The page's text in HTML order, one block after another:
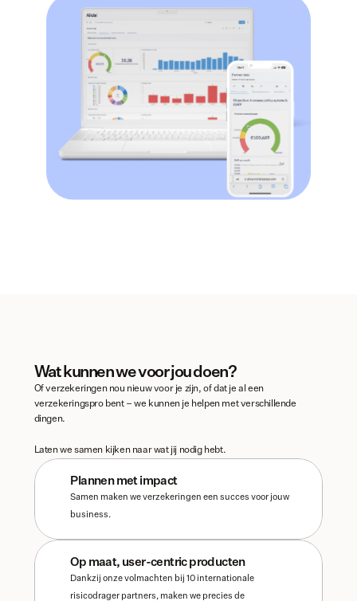
Wat kunnen we voor jou doen?
Of verzekeringen nou nieuw voor je zijn, of dat je al een
verzekeringspro bent – we kunnen je helpen met verschillende
dingen.
Laten we samen kijken naar wat jij nodig hebt.
Plannen met impact
Samen maken we verzekeringen een succes voor jouw
business.
Op maat, user-centric producten
Dankzij onze volmachten bij 10 internationale
risicodrager partners, maken we precies de